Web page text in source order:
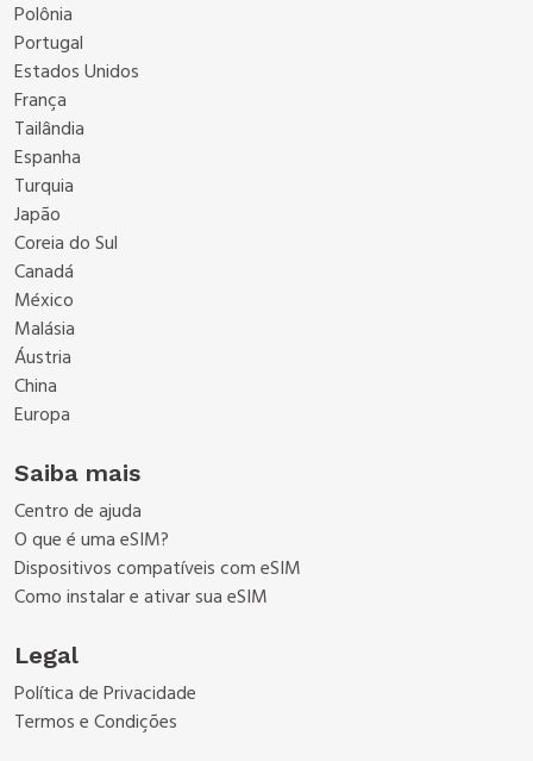
Polônia
Portugal
Estados Unidos
França
Tailândia
Espanha
Turquia
Japão
Coreia do Sul
Canadá
México
Malásia
Áustria
China
Europa
Saiba mais
Centro de ajuda
O que é uma eSIM?
Dispositivos compatíveis com eSIM
Como instalar e ativar sua eSIM
Legal
Política de Privacidade
Termos e Condições